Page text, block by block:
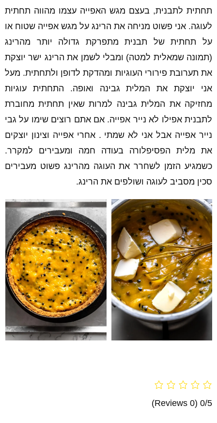
תחתית לתבנית, בעצם מגש האפייה עצמו מהווה תחתית
לעוגה. אני פשוט מניחה את הרינג על מגש אפייה שטוח או
על תחתית של תבנית מתפרקת גדולה יותר מהרינג
(תמונה שמאלית למטה) ומבלי לשמן את הרינג ישר יוצקת
את תערובת פירורי העוגיות ומהדקת לדופן ולתחתית. מעל
אני יוצקת את המלית גבינה ואופה. התחתית עוגיות
מחזיקה את המלית גבינה למרות שאין תחתית מחוברת
לתבנית אפילו לא נייר אפייה. אם אתם רוצים שימו על גבי
נייר אפייה אבל אני לא שמתי . אחרי אפייה וצינון יוצקים
את מלית הפסיפלורה בעודה חמה ומעבירים למקרר.
כשמגיע הזמן לשחרר את העוגה מהרינג פשוט מעבירים
סכין מסביב לעוגה ושולפים את הרינג.
0/5
(0 Reviews)